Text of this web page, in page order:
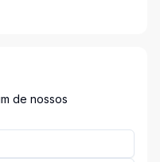
de nossos